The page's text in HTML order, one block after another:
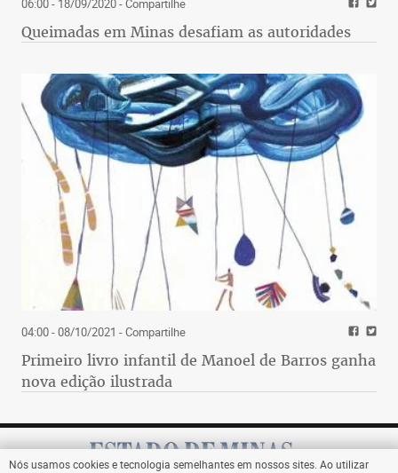
06:00 - 18/09/2020- Compartilhe
Queimadas em Minas desafiam as autoridades
04:00 - 08/10/2021 - Compartilhe
Primeiro livro infantil de Manoel de Barros ganha
nova edição ilustrada
Nós usamos cookies e tecnologia semelhantes em nossos sites. Ao utilizar